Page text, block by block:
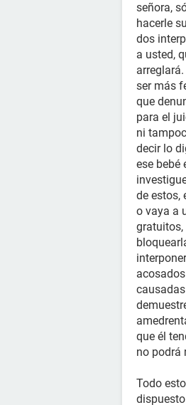
señora,
hacerle
dos
a usted,
ser más
que
para el
ni
decir lo
ese bebé
de estos,
o vaya a
gratuitos,
que él
no podrá
Todo